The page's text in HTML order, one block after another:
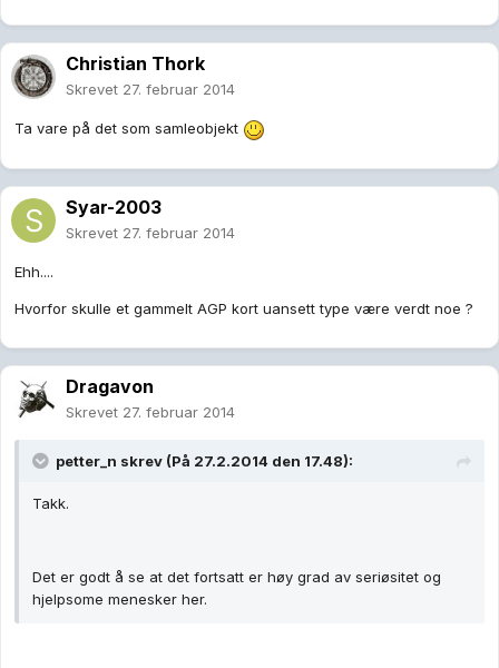
Christian Thork
Skrevet 27. februar 2014
Ta vare på det som samleobjekt
Syar-2003
Skrevet 27. februar 2014
Ehh....
Hvorfor skulle et gammelt AGP kort uansett type være verdt noe ?
Dragavon
Skrevet 27. februar 2014
petter_n skrev (På 27.2.2014 den 17.48):
Takk.
Det er godt å se at det fortsatt er høy grad av seriøsitet og
hjelpsome menesker her.